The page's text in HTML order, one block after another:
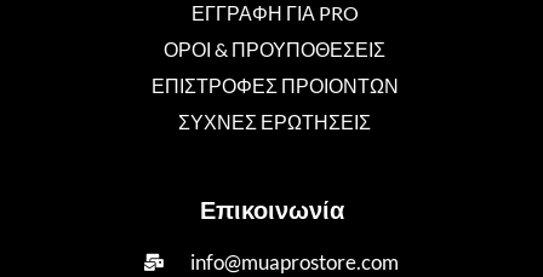
ΕΓΓΡΑΦΗ ΓΙΑ PRO
ΟΡΟΙ & ΠΡΟΥΠΟΘΕΣΕΙΣ
ΕΠΙΣΤΡΟΦΕΣ ΠΡΟΙΟΝΤΩΝ
ΣΥΧΝΕΣ ΕΡΩΤΗΣΕΙΣ
Επικοινωνία
info@muaprostore.com